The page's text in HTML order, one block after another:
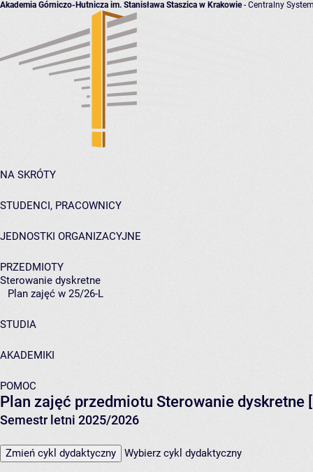
Akademia Górniczo-Hutnicza im. Stanisława Staszica w Krakowie- Centralny
NA SKRÓTY
STUDENCI, PRACOWNICY
JEDNOSTKI ORGANIZACYJNE
PRZEDMIOTY
Sterowanie dyskretne
Plan zajęć w 25/26-L
STUDIA
AKADEMIKI
POMOC
Plan zajęć przedmiotu Sterowanie dyskretne
Semestr letni 2025/2026
Zmień cykl dydaktyczny Wybierz cykl dydaktyczny